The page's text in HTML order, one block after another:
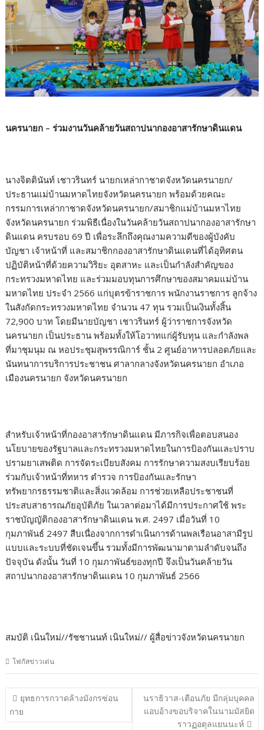
นครนายก – ร่วมงานวันคล้ายวันสถาปนากองอาสารักษาดินแดน
นางจิตตินันท์ เชาวรินทร์ นายกเหล่ากาชาดจังหวัดนครนายก/
ประธานแม่บ้านมหาดไทยจังหวัดนครนายก พร้อมด้วยคณะ
กรรมการเหล่ากาชาดจังหวัดนครนายก/สมาชิกแม่บ้านมหาไทย
จังหวัดนครนายก ร่วมพิธีเนื่องในวันคล้ายวันสถาปนากองอาสารักษา
ดินแดน ครบรอบ 69 ปี เพื่อระลึกถึงคุณงามความดีของผู้บังคับ
บัญชา เจ้าหน้าที่ และสมาชิกกองอาสารักษาดินแดนที่ได้อุทิศตน
ปฏิบัติหน้าที่ด้วยความวิริยะ อุตสาหะ และเป็นกำลังสำคัญของ
กระทรวงมหาดไทย และร่วมมอบทุนการศึกษาของสมาคมแม่บ้าน
มหาดไทย ประจำ 2566 แก่บุตรข้าราชการ พนักงานราชการ ลูกจ้าง
ในสังกัดกระทรวงมหาดไทย จำนวน 47 ทุน รวมเป็นเงินทั้งสิ้น
72,900 บาท โดยมีนายบัญชา เชาวรินทร์ ผู้ว่าราชการจังหวัด
นครนายก เป็นประธาน พร้อมทั้งให้โอวาทแก่ผู้รับทุน และกำลังพล
ที่มาชุมนุม ณ หอประชุมสุพรรณิการ์ ชั้น 2 ศูนย์อาหารปลอดภัยและ
นันทนาการบริการประชาชน ศาลากลางจังหวัดนครนายก อำเภอ
เมืองนครนายก จังหวัดนครนายก
สำหรับเจ้าหน้าที่กองอาสารักษาดินแดน มีภารกิจเพื่อตอบสนอง
นโยบายของรัฐบาลและกระทรวงมหาดไทยในการป้องกันและปราบ
ปรามยาเสพติด การจัดระเบียบสังคม การรักษาความสงบเรียบร้อย
ร่วมกับเจ้าหน้าที่ทหาร ตำรวจ การป้องกันและรักษา
ทรัพยากรธรรมชาติและสิ่งแวดล้อม การช่วยเหลือประชาชนที่
ประสบสาธารณภัยอุบัติภัย ในเวลาต่อมาได้มีการประกาศใช้ พระ
ราชบัญญัติกองอาสารักษาดินแดน พ.ศ. 2497 เมื่อวันที่ 10
กุมภาพันธ์ 2497 สืบเนื่องจากการดำเนินการด้านพลเรือนอาสามีรูป
แบบและระบบที่ชัดเจนขึ้น รวมทั้งมีการพัฒนามาตามลำดับจนถึง
ปัจจุบัน ดังนั้น วันที่ 10 กุมภาพันธ์ของทุกปี จึงเป็นวันคล้ายวัน
สถาปนากองอาสารักษาดินแดน 10 กุมภาพันธ์ 2566
สมบัติ เนินใหม่//รัชชานนท์ เนินใหม่// ผู้สื่อข่าวจังหวัดนครนายก
โฟกัสข่าวเด่น
แนะแนว
เรื่อง
ยุทธการกวาดล้างมังกรซ่อน
กาย
นราธิวาส-เตือนภัย มีกลุ่มบุคคล
แอบอ้างขอบริจาคในนามมัสยิด
ราวฏอตุลแยนนะห์